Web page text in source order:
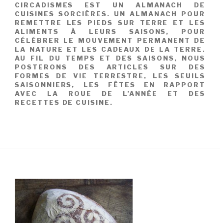
CIRCADISMES EST UN ALMANACH DE
CUISINES SORCIÈRES. UN ALMANACH POUR
REMETTRE LES PIEDS SUR TERRE ET LES
ALIMENTS À LEURS SAISONS, POUR
CÉLÉBRER LE MOUVEMENT PERMANENT DE
LA NATURE ET LES CADEAUX DE LA TERRE.
AU FIL DU TEMPS ET DES SAISONS, NOUS
POSTERONS DES ARTICLES SUR DES
FORMES DE VIE TERRESTRE, LES SEUILS
SAISONNIERS, LES FÊTES EN RAPPORT
AVEC LA ROUE DE L’ANNÉE ET DES
RECETTES DE CUISINE.